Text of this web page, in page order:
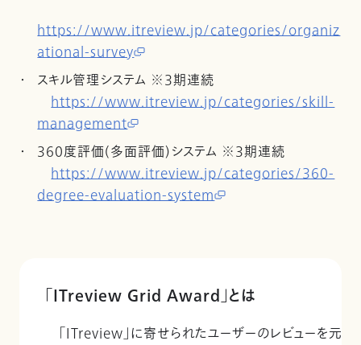
https://www.itreview.jp/categories/organiz
ational-survey
スキル管理システム ※3期連続
https://www.itreview.jp/categories/skill-
management
360度評価(多面評価)システム ※3期連続
https://www.itreview.jp/categories/360-
degree-evaluation-system
「ITreview Grid Award」とは
「ITreview」に寄せられたユーザーのレビューを元に